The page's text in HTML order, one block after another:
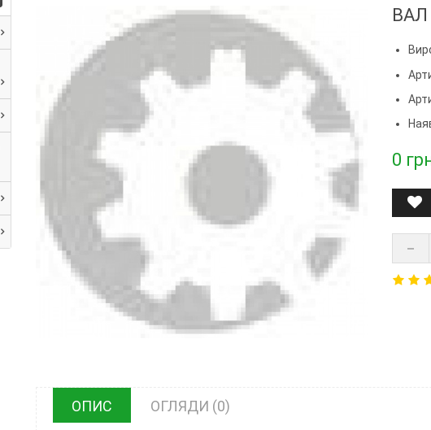
0
ОПИС ОГЛЯДИ (0)